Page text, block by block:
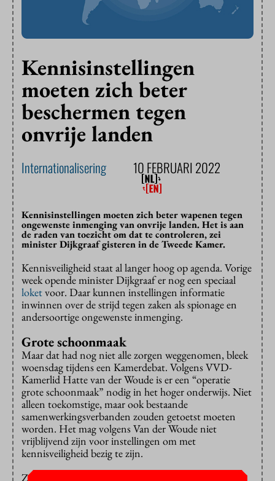
Kennisinstellingen
moeten zich beter
beschermen tegen
onvrije landen
Internationalisering 10 FEBRUARI 2022
Kennisinstellingen moeten zich beter wapenen tegen
ongewenste inmenging van onvrije landen. Het is aan
de raden van toezicht om dat te controleren, zei
minister Dijkgraaf gisteren in de Tweede Kamer.
Kennisveiligheid staat al langer hoog op agenda. Vorige
week opende minister Dijkgraaf er nog een speciaal
loketvoor. Daar kunnen instellingen informatie
inwinnen over de strijd tegen zaken als spionage en
andersoortige ongewenste inmenging.
Grote schoonmaak
Maar dat had nog niet alle zorgen weggenomen, bleek
woensdag tijdens een Kamerdebat. Volgens VVD-
Kamerlid Hatte van der Woude is er een “operatie
grote schoonmaak” nodig in het hoger onderwijs. Niet
alleen toekomstige, maar ook bestaande
samenwerkingsverbanden zouden getoetst moeten
worden. Het mag volgens Van der Woude niet
vrijblijvend zijn voor instellingen om met
kennisveiligheid bezig te zijn.
Ze haalde het mensenrechtencentrum van de VU aan